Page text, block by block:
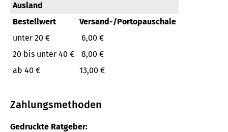
Ausland
Bestellwert
Versand-/Portopauschale
unter 20 €
6,00 €
20 bis unter 40 €
8,00 €
ab 40 €
13,00 €
Zahlungsmethoden
Gedruckte Ratgeber: